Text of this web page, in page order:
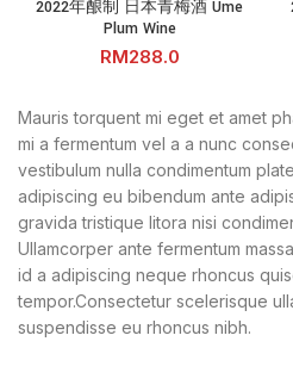
2022年酿制 日本青梅酒 Ume
Plum Wine
RM
Mauris torquent mi eget et amet
mi a fermentum vel a a nunc
vestibulum nulla condimentum
adipiscing eu bibendum ante
gravida tristique litora nisi
Ullamcorper ante fermentum
id a adipiscing neque rhoncus
tempor.Consectetur scelerisque
suspendisse eu rhoncus nibh.